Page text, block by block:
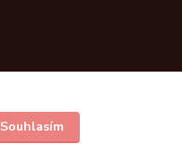
Souhlasím